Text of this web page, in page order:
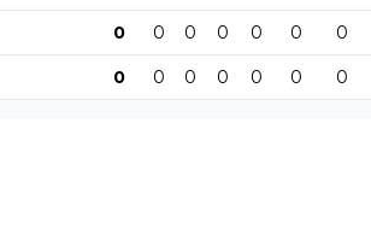
0 0 0 0 0 0 0
0 0 0 0 0 0 0